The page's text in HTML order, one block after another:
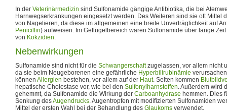
In der Veterinärmedizin sind Sulfonamide gängige Antibiotika, die bei
Harnwegserkrankungen eingesetzt werden. Des Weiteren sind sie oft Mittel
von Nagetieren, da diese im allgemeinen eine breite Unverträglichkeit auf
Penicillin) aufweisen. Im Geflügelbereich waren Sulfonamide über lange
von Kokzidien.
Nebenwirkungen
Sulfonamide sind nicht für die Schwangerschaftzugelassen, vor allem nicht
da sie beim Neugeborenen eine gefährliche Hyperbilirubinämie
können Allergien bestehen, vor allem auf der Haut. Selten kommen
hepatische Cholestase vor, wie bei den Sulfonylharnstoffen. Außerdem wird
gehemmt, da Sulfonamide die Wirkung der Carboanhydrase hemmen. Dies
Senkung desAugendrucks. Augentropfen mit modifizierten Sulfonamiden
Mittel der ersten Wahl bei der Behandlung des Glaukoms verwendet.